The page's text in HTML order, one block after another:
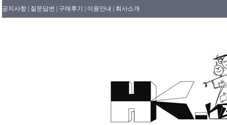
공지사항 | 질문답변 | 구매후기 | 이용안내 | 회사소개